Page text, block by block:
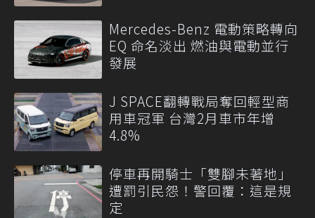
Mercedes-Benz 電動策略轉向
EQ 命名淡出 燃油與電動並行
發展
J SPACE翻轉戰局奪回輕型商
用車冠軍 台灣2月車市年增
4.8%
停車再開騎士「雙腳未著地」
遭罰引民怨！警回覆：這是規
定